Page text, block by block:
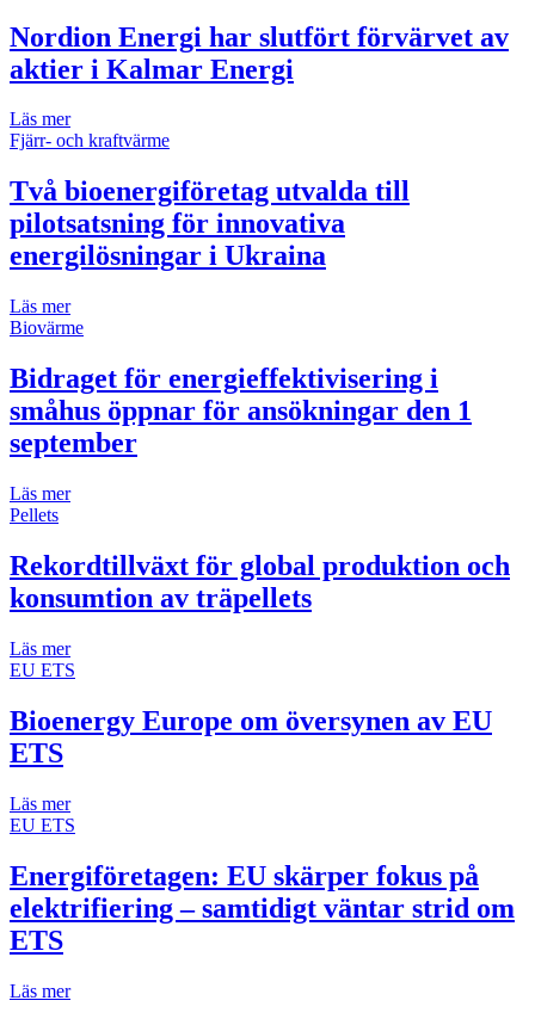
Nordion Energi har slutfört förvärvet av
aktier i Kalmar Energi
Läs mer
Fjärr- och kraftvärme
Två bioenergiföretag utvalda till
pilotsatsning för innovativa
energilösningar i Ukraina
Läs mer
Biovärme
Bidraget för energieffektivisering i
småhus öppnar för ansökningar den 1
september
Läs mer
Pellets
Rekordtillväxt för global produktion och
konsumtion av träpellets
Läs mer
EU ETS
Bioenergy Europe om översynen av EU
ETS
Läs mer
EU ETS
Energiföretagen: EU skärper fokus på
elektrifiering – samtidigt väntar strid om
ETS
Läs mer